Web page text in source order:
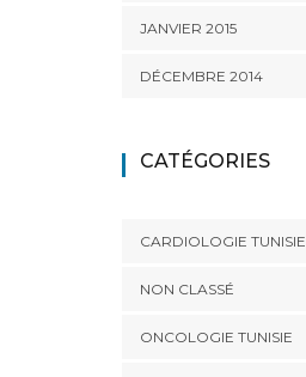
JANVIER 2015
DÉCEMBRE 2014
CATÉGORIES
CARDIOLOGIE TUNISIE
NON CLASSÉ
ONCOLOGIE TUNISIE